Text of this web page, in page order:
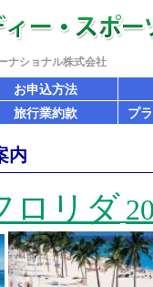
ナショナル株式会社
お申込方法
旅行業約款 プ
内
ロリダ